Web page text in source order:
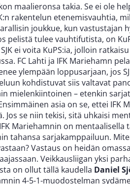
maalieronsa takia. Se ei ole
rakentelun etenemisvauhtia,
joukkue, kun vastustajan
pelistä tulee vauhtifutista, on
ei voita KuPS:ia, jolloin
FC Lahti ja IFK Mariehamn
ylempään loppusarjaan, jos
kohdistuvat siis valtavat
mielenkiintoinen – etenkin
asia on se, ettei IFK
Jos se niin tekisi, sitä uhkaisi
Mariehamnin on
tahansa sarjakamppailuun.
Vastaus on heidän
Veikkausliigan yksi
on ollut tällä kaudella Daniel
4-5-1-muodostelman